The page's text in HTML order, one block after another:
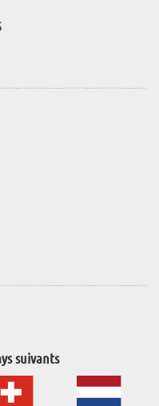
suivants